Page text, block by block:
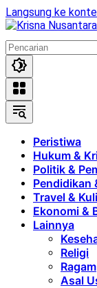
Langsung ke
Peristiwa
Hukum &
Politik &
Pendidikan
Travel &
Ekonomi &
Lainnya
Religi
Ragam
Asal